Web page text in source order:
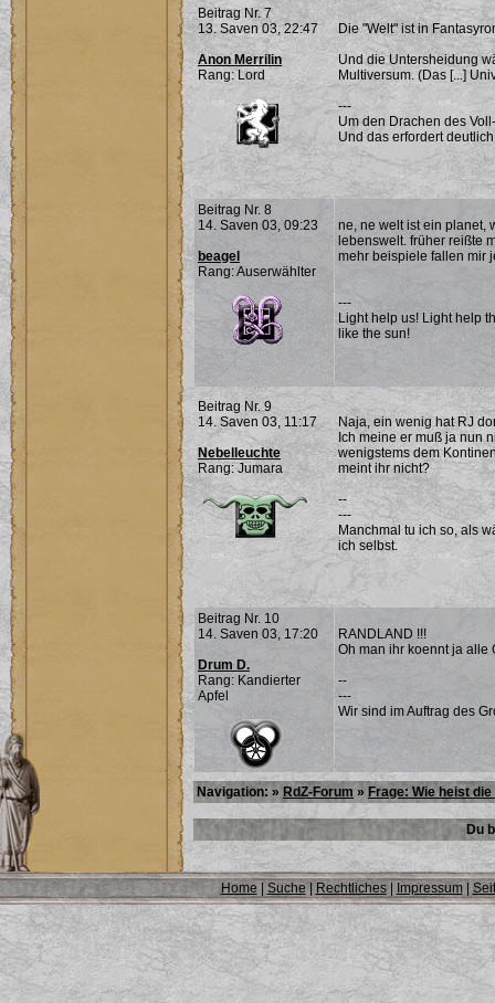
Beitrag Nr. 7
13. Saven 03, 22:47
Anon Merrilin
Rang: Lord
Die "Welt" ist in
Und die Untersheidung
Multiversum. (Das [...]
---
Um den Drachen des
Und das erfordert
Beitrag Nr. 8
14. Saven 03, 09:23
beagel
Rang: Auserwählter
ne, ne welt ist ein planet,
lebenswelt. früher reißte
mehr beispiele fallen mir
---
Light help us! Light help
like the sun!
Beitrag Nr. 9
14. Saven 03, 11:17
Nebelleuchte
Rang: Jumara
Naja, ein wenig hat RJ
Ich meine er muß ja nun
wenigstems dem
meint ihr nicht?
--
---
Manchmal tu ich so, als
ich selbst.
Beitrag Nr. 10
14. Saven 03, 17:20
Drum D.
Rang: Kandierter
Apfel
RANDLAND !!!
Oh man ihr koennt ja alle
--
---
Wir sind im Auftrag des
Navigation: » RdZ-Forum » Frage: Wie heist
Du
Home| Suche | Rechtliches| Impressum|